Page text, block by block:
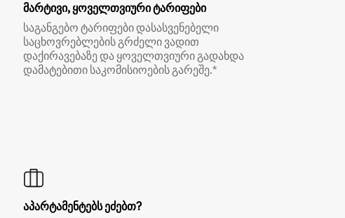
მარტივი, ყოველთვიური ტარიფები
საგანგებო ტარიფები დასასვენებელი
საცხოვრებლების გრძელი ვადით
დაქირავებაზე და ყოველთვიური გადახდა
დამატებითი საკომისიოების გარეშე.*
აპარტამენტებს ეძებთ?